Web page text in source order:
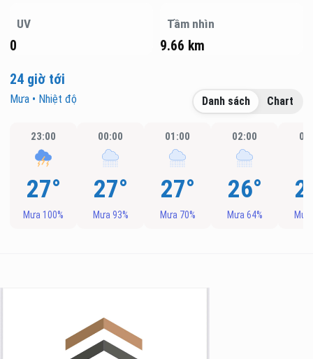
UV
0
Tầm nhìn
9.66 km
24 giờ tới
Mưa • Nhiệt độ Danh sách Chart
23:00
27°
Mưa 100%
00:00
27°
Mưa 93%
01:00
27°
Mưa 70%
02:00
26°
Mưa 64%